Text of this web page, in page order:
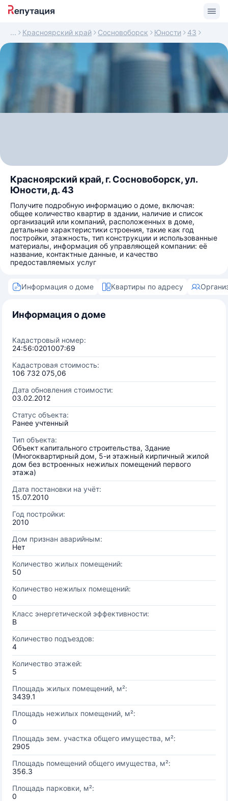
Красноярский край Сосновоборск Юности 43
Красноярский край, г. Сосновоборск, ул.
Юности, д. 43
Получите подробную информацию о доме, включая:
общее количество квартир в здании, наличие и список
организаций или компаний, расположенных в доме,
детальные характеристики строения, такие как год
постройки, этажность, тип конструкции и использованные
материалы, информация об управляющей компании: её
название, контактные данные, и качество
предоставляемых услуг
Информация о доме Квартиры по адресу
Информация о доме
Кадастровый номер:
24:56:0201007:69
Кадастровая стоимость:
106 732 075,06
Дата обновления стоимости:
03.02.2012
Статус объекта:
Ранее учтенный
Тип объекта:
Объект капитального строительства, Здание
(Многоквартирный дом, 5-и этажный кирпичный жилой
дом без встроенных нежилых помещений первого
этажа)
Дата постановки на учёт:
15.07.2010
Год постройки:
2010
Дом признан аварийным:
Нет
Количество жилых помещений:
50
Количество нежилых помещений:
0
Класс энергетической эффективности:
B
Количество подъездов:
4
Количество этажей:
5
Площадь жилых помещений, м²:
3439.1
Площадь нежилых помещений, м²:
0
Площадь зем. участка общего имущества, м²:
2905
Площадь помещений общего имущества, м²:
356.3
Площадь парковки, м²:
0